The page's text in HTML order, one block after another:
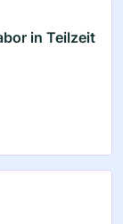
in Teilzeit